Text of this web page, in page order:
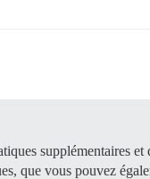
supplémentaires
que vous pouvez